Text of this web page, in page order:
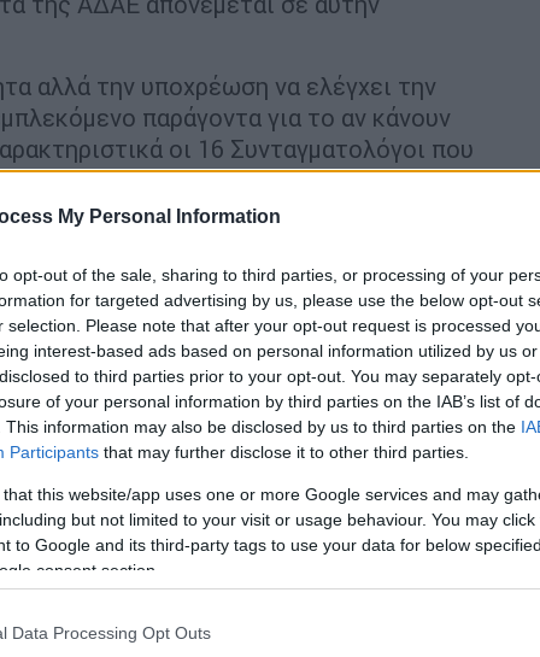
My Personal Information
opt-out of the sale, sharing to third parties, or processing of your
for targeted advertising by us, please use the below opt-out
selection. Please note that after your opt-out request is processed
interest-based ads based on personal information utilized by us
to third parties prior to your opt-out. You may separately
of your personal information by third parties on the IAB’s list of
This information may also be disclosed by us to third parties on the
Participants that may further disclose it to other third parties.
that this website/app uses one or more Google services and may
but not limited to your visit or usage behaviour. You may
to Google and its third-party tags to use your data for below
consent section.
Data Processing Opt Outs
αλλά την υποχρέωση να ελέγχει την
παράγοντα για το αν κάνουν
οι 16 Συνταγματολόγοι που
Γνωμοδότησης ήταν
η Εισαγγελία του Αρείου Πάγου
μεταξύ άλλων, και μελών της
148 ΠΚ). Επισημαίνουμε ότι η δύσκολα
σε καμιά περίπτωση ο προσήκων τρόπος
οργάνων του κράτους», τονίζουν
εν ενεργεία καθηγητές και λοιποί
δύο παλαιότερες Νομικές Σχολές και τα
τη ζωηρή μας ανησυχία για την υπ’
του Αρείου Πάγου, σε ερώτημα
διότι η Γνωμοδότηση αυτή υποπίπτει σε